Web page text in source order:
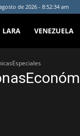
de 2026 - 8:52:34 am
Noticias251
LARA VENEZUELA